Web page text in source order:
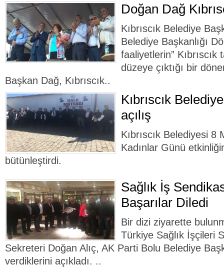
Doğan Dağ
Kıbrıscık Belediye
Belediye Başkanlığı
faaliyetlerin”
düzeye çıktığı bir
Başkan Dağ, Kıbrıscık..
Kıbrıscık
açılış
Kıbrıscık Belediyesi
Kadınlar Günü
bütünleştirdi.
Sağlık İş
Başarılar Diledi
Bir dizi ziyarette
Türkiye Sağlık İşçileri
Sekreteri Doğan Alıç, AK Parti Bolu Belediye
verdiklerini açıkladı. ..